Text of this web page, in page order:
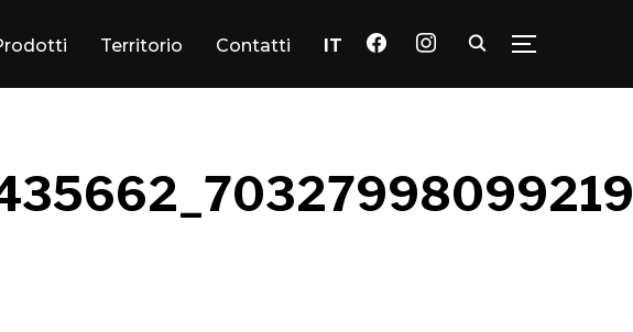
facebookinstagram
Territorio Contatti IT